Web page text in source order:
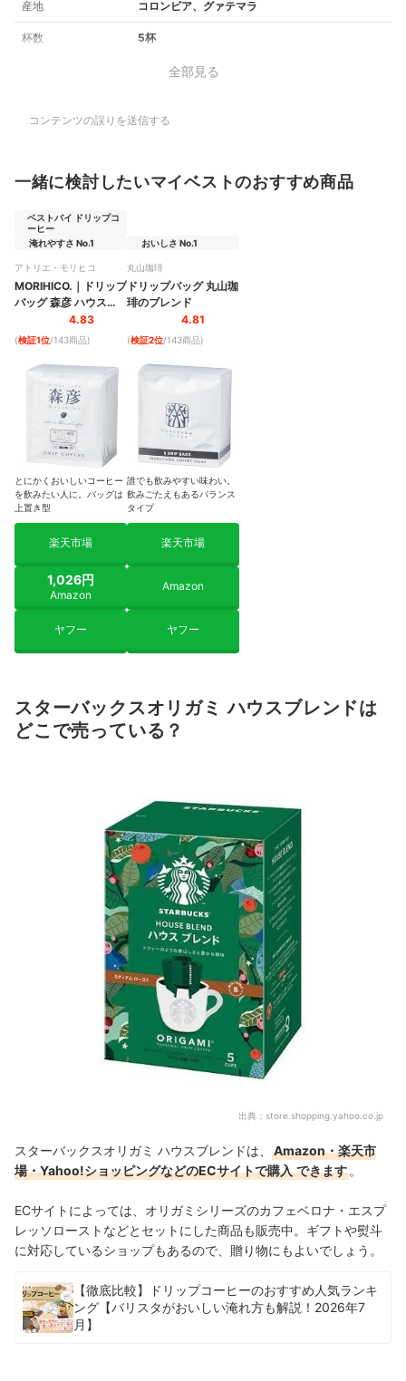
産地 コロンビア、グァテマラ
杯数 5杯
全部見る
コンテンツの誤りを送信する
一緒に検討したいマイベストのおすすめ商品
ベストバイ ドリップコ
ーヒー
淹れやすさ No.1
アトリエ・モリヒコ
MORIHICO. ｜ ドリップ
バッグ 森彦 ハウスブ
レンド やさしい風味
4.83
(検証1位/143商品)
とにかくおいしいコーヒー
を飲みたい人に。バッグは
上置き型
楽天市場
1,026円
Amazon
ヤフー
おいしさ No.1
丸山珈琲
ドリップバッグ 丸山珈
琲のブレンド
4.81
(検証2位/143商品)
誰でも飲みやすい味わい。
飲みごたえもあるバランス
タイプ
楽天市場
Amazon
ヤフー
スターバックスオリガミ ハウスブレンドは
どこで売っている？
出典： store.shopping.yahoo.co.jp
スターバックスオリガミ ハウスブレンドは、
Amazon・楽天市
場・Yahoo!ショッピングなどのECサイトで購入 できます 。
ECサイトによっては、オリガミシリーズのカフェベロナ・エスプ
レッソローストなどとセットにした商品も販売中。ギフトや熨斗
に対応しているショップもあるので、贈り物にもよいでしょう。
【徹底比較】ドリップコーヒーのおすすめ人気ランキ
ング【バリスタがおいしい淹れ方も解説！2026年7
月】